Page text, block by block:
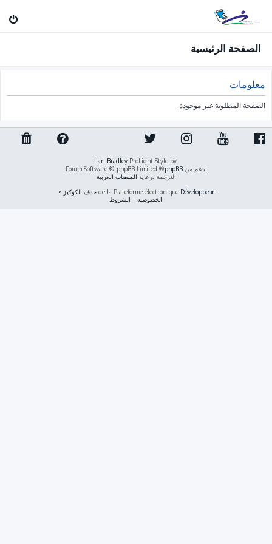
الصفحة الرئيسية
معلومات
الصفحة المطلوبة غير موجودة.
ProLight Style by
Ian Bradley
بدعم منphpBB
® Forum Software © phpBB Limited
الترجمة برعاية المنصات العربية
Développeur
de la Plateforme électronique حذف الكوكيز •
الخصوصية | الشروط